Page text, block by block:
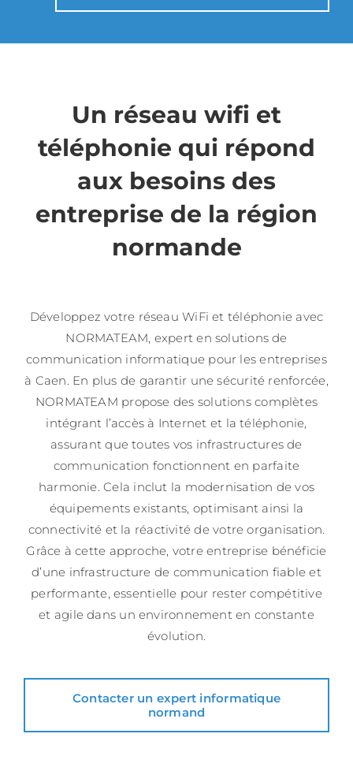
Un réseau wifi et
téléphonie qui répond
aux besoins des
entreprise de la région
normande
Développez votre réseau WiFi et téléphonie avec
NORMATEAM, expert en solutions de
communication informatique pour les entreprises
à Caen. En plus de garantir une sécurité renforcée,
NORMATEAM propose des solutions complètes
intégrant l’accès à Internet et la téléphonie,
assurant que toutes vos infrastructures de
communication fonctionnent en parfaite
harmonie. Cela inclut la modernisation de vos
équipements existants, optimisant ainsi la
connectivité et la réactivité de votre organisation.
Grâce à cette approche, votre entreprise bénéficie
d’une infrastructure de communication fiable et
performante, essentielle pour rester compétitive
et agile dans un environnement en constante
évolution.
Contacter un expert informatique
normand